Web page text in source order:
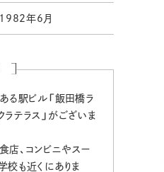
1982年6月
る駅ビル「飯田橋ラ
テラス」がございま
店、コンビニやスー
も近くにありま